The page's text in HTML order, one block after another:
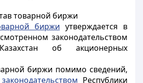
товарной биржи
биржи утверждается в
законодательством
об акционерных
биржи помимо сведений,
законодательством Республики